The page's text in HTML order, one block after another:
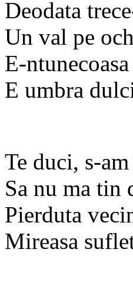
Deodata
Un val pe
E-
E umbra
Te duci, s-
Sa nu ma tin
Pierduta
Mireasa